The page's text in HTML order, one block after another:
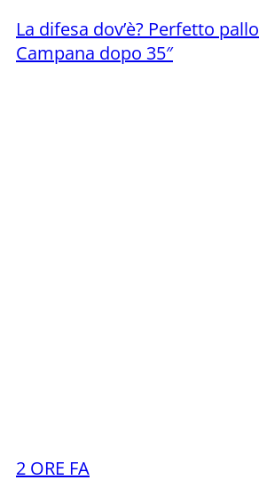
La difesa dov’è? Perfetto
Campana dopo 35″
2 ORE FA